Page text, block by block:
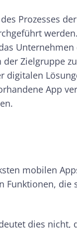
Prozesses
werden.
Unternehmen
Zielgruppe
digitalen
App
mobilen
Funktionen, die
dies nicht,